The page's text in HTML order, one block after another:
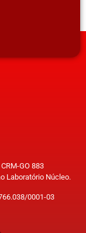
GO 883
Laboratório Núcleo.
0001-03